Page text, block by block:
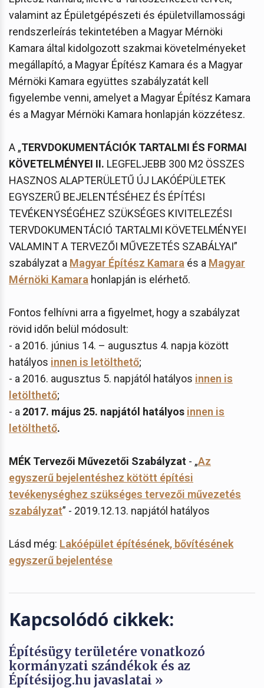
valamint az Épületgépészeti és épületvillamossági
rendszerleírás tekintetében a Magyar Mérnöki
Kamara által kidolgozott szakmai követelményeket
megállapító, a Magyar Építész Kamara és a Magyar
Mérnöki Kamara együttes szabályzatát kell
figyelembe venni, amelyet a Magyar Építész Kamara
és a Magyar Mérnöki Kamara honlapján közzétesz.
A „TERVDOKUMENTÁCIÓK TARTALMI ÉS FORMAI
KÖVETELMÉNYEI II. LEGFELJEBB 300 M2 ÖSSZES
HASZNOS ALAPTERÜLETŰ ÚJ LAKÓÉPÜLETEK
EGYSZERŰ BEJELENTÉSÉHEZ ÉS ÉPÍTÉSI
TEVÉKENYSÉGÉHEZ SZÜKSÉGES KIVITELEZÉSI
TERVDOKUMENTÁCIÓ TARTALMI KÖVETELMÉNYEI
VALAMINT A TERVEZŐI MŰVEZETÉS SZABÁLYAI”
szabályzat a Magyar Építész Kamara és a Magyar
Mérnöki Kamara honlapján is elérhető.
Fontos felhívni arra a figyelmet, hogy a szabályzat
rövid időn belül módosult:
- a 2016. június 14. – augusztus 4. napja között
hatályos innen is letölthető;
- a 2016. augusztus 5. napjától hatályos innen is
letölthető;
- a 2017. május 25. napjától hatályos innen is
letölthető.
MÉK Tervezői Művezetői Szabályzat - „Az
egyszerű bejelentéshez kötött építési
tevékenységhez szükséges tervezői művezetés
szabályzat” - 2019.12.13. napjától hatályos
Lásd még: Lakóépület építésének, bővítésének
egyszerű bejelentése
Kapcsolódó cikkek:
Építésügy területére vonatkozó
kormányzati szándékok és az
Építésijog.hu javaslatai »